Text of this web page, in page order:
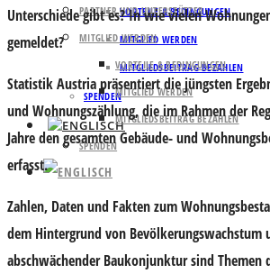
VORTEILE & BEDINGUNGEN
MITGLIED WERDEN
MITGLIEDSBEITRAG BEZAHLEN
SPENDEN
PARTNER UND UNTERSTÜTZER
MITGLIED WERDEN
VORTEILE & BEDINGUNGEN
MITGLIED WERDEN
MITGLIEDSBEITRAG BEZAHLEN
SPENDEN
Unterschiede gibt es? In wie vielen
gemeldet?
Statistik Austria präsentiert die jüngsten
und Wohnungszählung, die im Rahmen der
Jahre den gesamten Gebäude- und
erfasst.
Zahlen, Daten und Fakten zum
dem Hintergrund von Bevölkerungswachstum
abschwächender Baukonjunktur sind Themen